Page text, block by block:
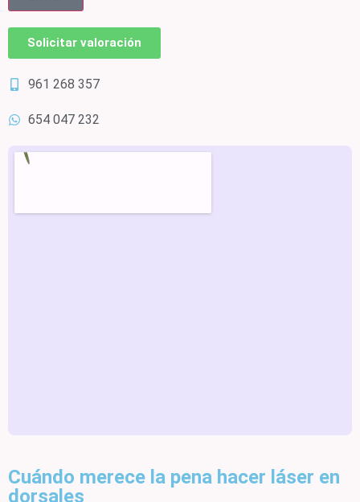
Solicitar valoración
961 268 357
654 047 232
Cuándo merece la pena hacer láser en
dorsales